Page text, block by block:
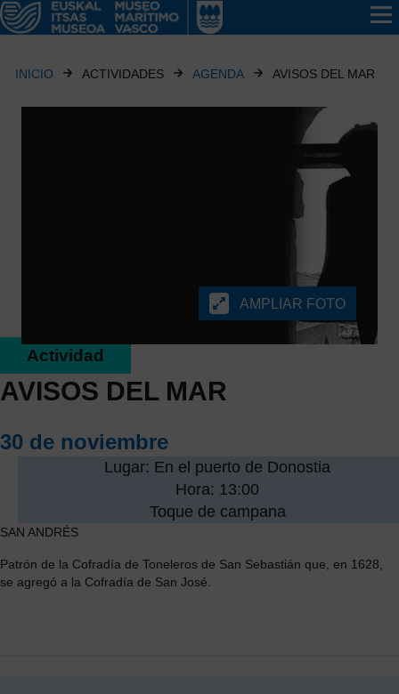
INICIO ACTIVIDADES AGENDA AVISOS DEL MAR
Actividad
AVISOS DEL MAR
30 de noviembre
Lugar: En el puerto de Donostia
Hora: 13:00
Toque de campana
SAN ANDRÉS
Patrón de la Cofradía de Toneleros de San Sebastián que, en 1628,
se agregó a la Cofradía de San José.
AMPLIAR FOTO